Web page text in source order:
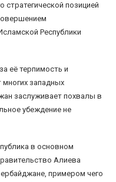
позицией
Республики
её терпимость и
западных
заслуживает похвалы в
убеждение не
в основном
Алиева
примером чего